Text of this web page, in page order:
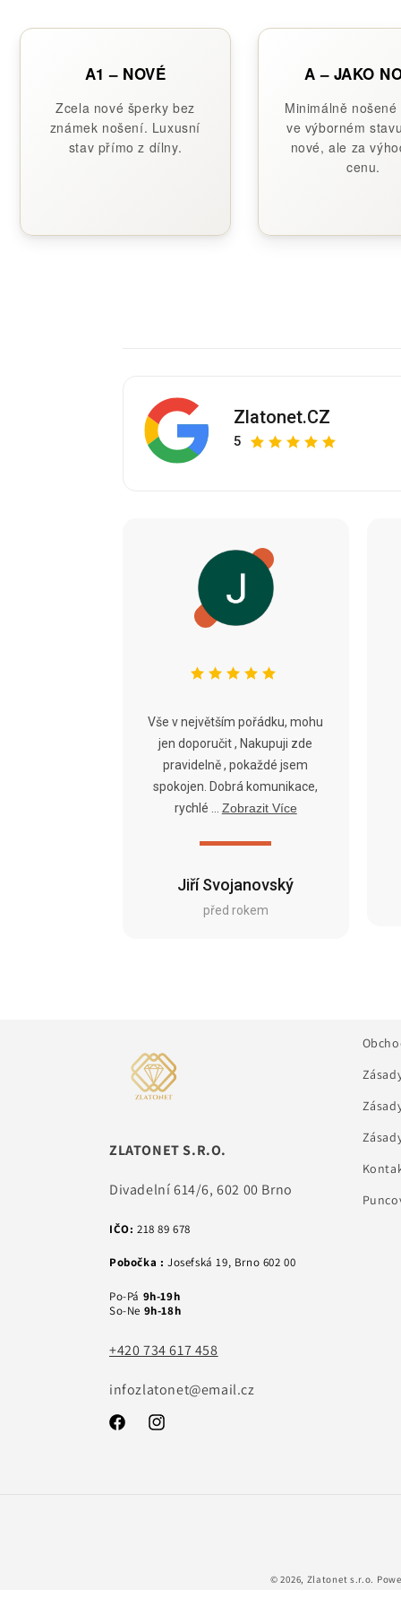
A1 – NOVÉ
Zcela nové šperky bez
známek nošení. Luxusní
stav přímo z dílny.
A – JAKO
Minimálně
ve výborném
nové, ale za
cenu.
Zlatonet.CZ
5
Jiří Svojanovský
před rokem
Vše v největším pořádku, mohu
jen doporučit , Nakupuji zde
pravidelně , pokaždé jsem
spokojen. Dobrá komunikace,
rychlé ...
Zobrazit Více
ZLATONET S.R.O.
Divadelní 614/6, 602 00 Brno
IČO: 218 89 678
Pobočka : Josefská 19, Brno 602 00
Po-Pá 9h-19h
So-Ne 9h-18h
+420 734 617 458
infozlatonet@email.cz
FacebookInstagram
© 2026, Zlatonet s.r.o.